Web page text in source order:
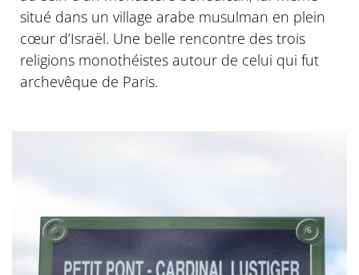
situé dans un village arabe musulman en plein
cœur d’Israël. Une belle rencontre des trois
religions monothéistes autour de celui qui fut
archevêque de Paris.